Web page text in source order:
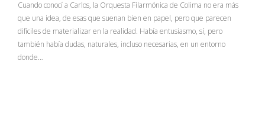
Cuando conocí a Carlos, la Orquesta Filarmónica de Colima no era más
que una idea, de esas que suenan bien en papel, pero que parecen
difíciles de materializar en la realidad. Había entusiasmo, sí, pero
también había dudas, naturales, incluso necesarias, en un entorno
donde…